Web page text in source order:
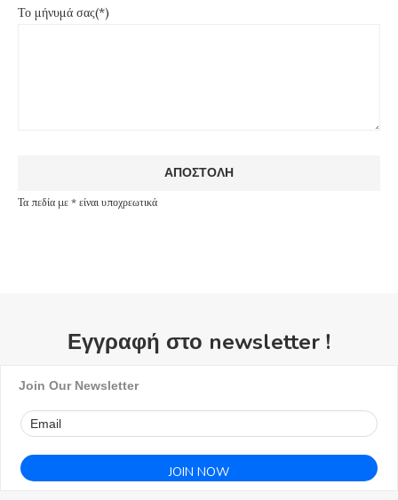
Το μήνυμά σας(*)
Τα πεδία με * είναι υποχρεωτικά
Εγγραφή στο newsletter !
Join Our Newsletter